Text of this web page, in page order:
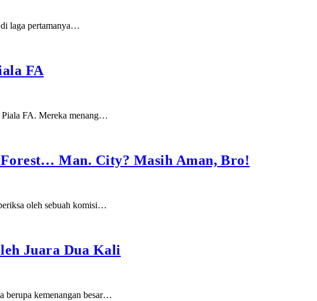
di laga pertamanya…
FA
Piala FA. Mereka menang…
Man. City? Masih Aman, Bro!
oleh sebuah komisi…
Juara Dua Kali
berupa kemenangan besar…